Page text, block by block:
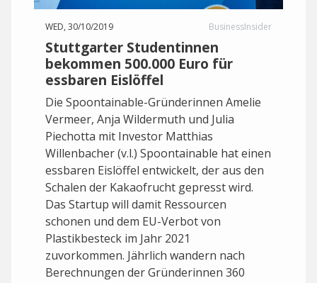
WED, 30/10/2019 BusinessInsider
Stuttgarter Studentinnen
bekommen 500.000 Euro für
essbaren Eislöffel
Die Spoontainable-Gründerinnen Amelie
Vermeer, Anja Wildermuth und Julia
Piechotta mit Investor Matthias
Willenbacher (v.l.) Spoontainable hat einen
essbaren Eislöffel entwickelt, der aus den
Schalen der Kakaofrucht gepresst wird.
Das Startup will damit Ressourcen
schonen und dem EU-Verbot von
Plastikbesteck im Jahr 2021
zuvorkommen. Jährlich wandern nach
Berechnungen der Gründerinnen 360